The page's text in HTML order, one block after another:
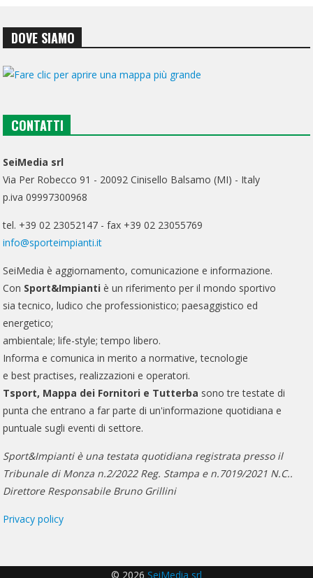
DOVE SIAMO
CONTATTI
SeiMedia srl
Via Per Robecco 91 - 20092 Cinisello Balsamo (MI) - Italy
p.iva 09997300968
tel. +39 02 23052147 - fax +39 02 23055769
info@sporteimpianti.it
SeiMedia è aggiornamento, comunicazione e informazione.
Con Sport&Impianti è un riferimento per il mondo sportivo
sia tecnico, ludico che professionistico; paesaggistico ed
energetico;
ambientale; life-style; tempo libero.
Informa e comunica in merito a normative, tecnologie
e best practises, realizzazioni e operatori.
Tsport, Mappa dei Fornitori e Tutterba sono tre testate di
punta che entrano a far parte di un'informazione quotidiana e
puntuale sugli eventi di settore.
Sport&Impianti è una testata quotidiana registrata presso il
Tribunale di Monza n.2/2022 Reg. Stampa e n.7019/2021 N.C..
Direttore Responsabile Bruno Grillini
Privacy policy
© 2026 SeiMedia srl